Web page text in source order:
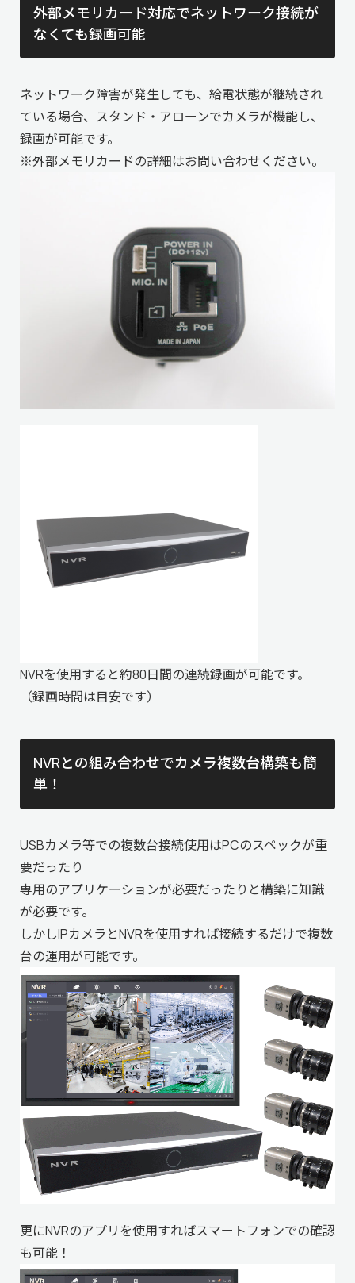
外部メモリカード対応でネットワーク接続が
なくても録画可能
ネットワーク障害が発生しても、給電状態が継続され
ている場合、スタンド・アローンでカメラが機能し、
録画が可能です。
※外部メモリカードの詳細はお問い合わせください。
NVRを使用すると約80日間の連続録画が可能です。
（録画時間は目安です）
NVRとの組み合わせでカメラ複数台構築も簡
単！
USBカメラ等での複数台接続使用はPCのスペックが重
要だったり
専用のアプリケーションが必要だったりと構築に知識
が必要です。
しかしIPカメラとNVRを使用すれば接続するだけで複数
台の運用が可能です。
更にNVRのアプリを使用すればスマートフォンでの確認
も可能！